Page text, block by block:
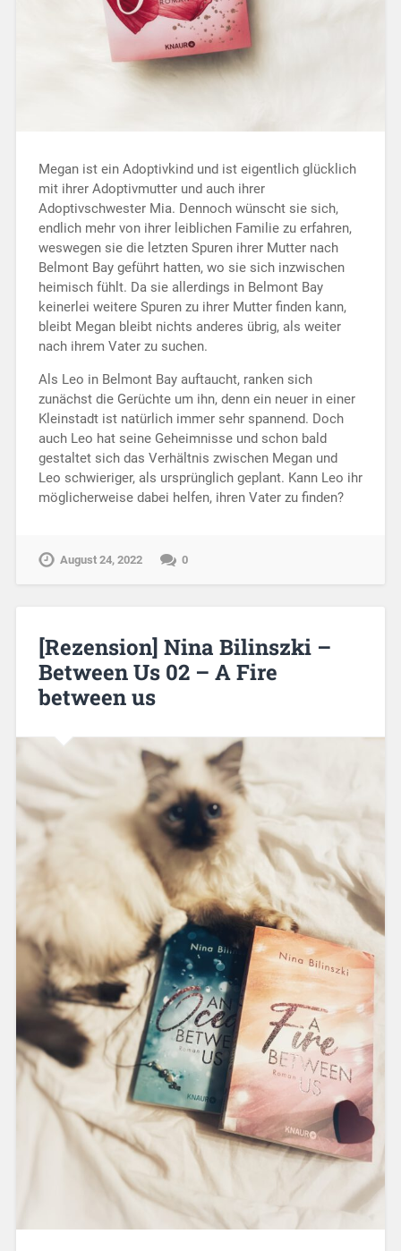
Megan ist ein Adoptivkind und ist eigentlich glücklich
mit ihrer Adoptivmutter und auch ihrer
Adoptivschwester Mia. Dennoch wünscht sie sich,
endlich mehr von ihrer leiblichen Familie zu erfahren,
weswegen sie die letzten Spuren ihrer Mutter nach
Belmont Bay geführt hatten, wo sie sich inzwischen
heimisch fühlt. Da sie allerdings in Belmont Bay
keinerlei weitere Spuren zu ihrer Mutter finden kann,
bleibt Megan bleibt nichts anderes übrig, als weiter
nach ihrem Vater zu suchen.
Als Leo in Belmont Bay auftaucht, ranken sich
zunächst die Gerüchte um ihn, denn ein neuer in einer
Kleinstadt ist natürlich immer sehr spannend. Doch
auch Leo hat seine Geheimnisse und schon bald
gestaltet sich das Verhältnis zwischen Megan und
Leo schwieriger, als ursprünglich geplant. Kann Leo ihr
möglicherweise dabei helfen, ihren Vater zu finden?
August 24, 2022 0
[Rezension] Nina Bilinszki –
Between Us 02 – A Fire
between us